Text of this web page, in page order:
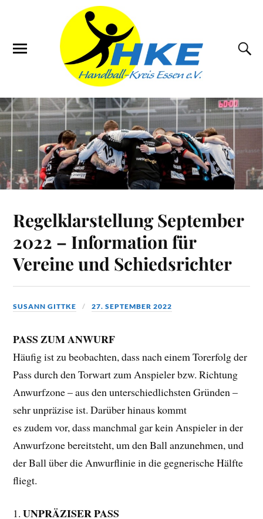
Regelklarstellung September
2022 – Information für
Vereine und Schiedsrichter
SUSANN GITTKE 27. SEPTEMBER 2022
PASS ZUM ANWURF
Häufig ist zu beobachten, dass nach einem Torerfolg der
Pass durch den Torwart zum Anspieler bzw. Richtung
Anwurfzone – aus den unterschiedlichsten Gründen –
sehr unpräzise ist. Darüber hinaus kommt
es zudem vor, dass manchmal gar kein Anspieler in der
Anwurfzone bereitsteht, um den Ball anzunehmen, und
der Ball über die Anwurflinie in die gegnerische Hälfte
fliegt.
1.UNPRÄZISER PASS